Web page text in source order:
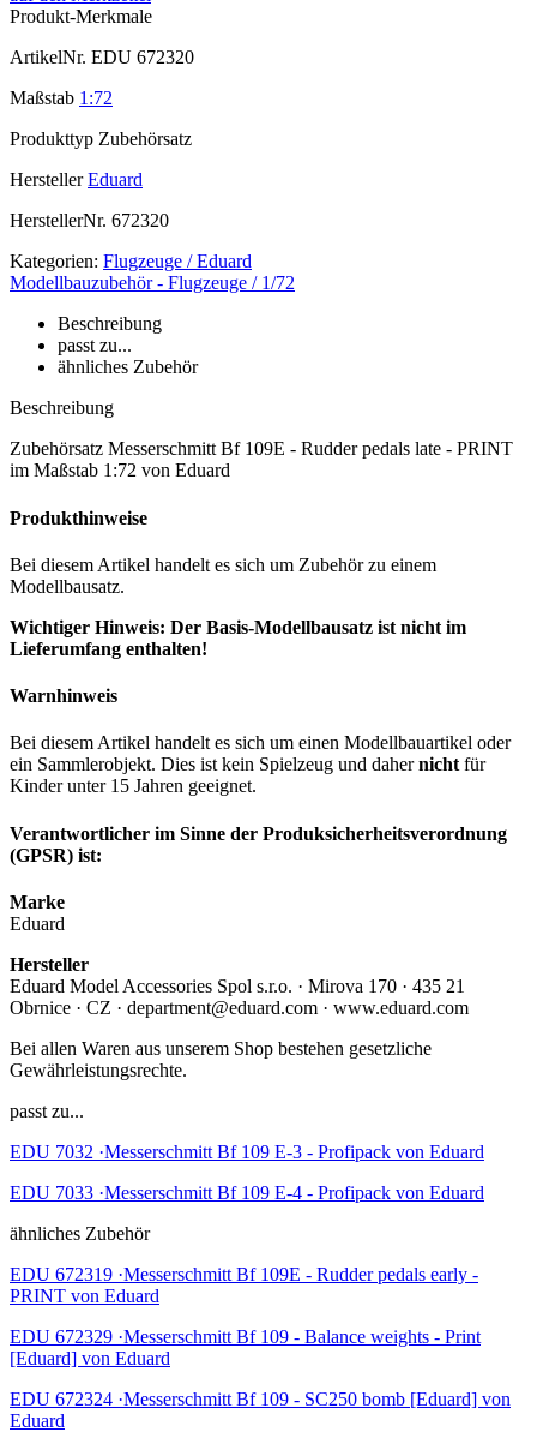
Produkt-Merkmale
ArtikelNr. EDU 672320
Maßstab 1:72
Produkttyp Zubehörsatz
Hersteller Eduard
HerstellerNr. 672320
Kategorien: Flugzeuge / Eduard
Modellbauzubehör - Flugzeuge / 1/72
Beschreibung
passt zu...
ähnliches Zubehör
Beschreibung
Zubehörsatz Messerschmitt Bf 109E - Rudder pedals late - PRINT
im Maßstab 1:72 von Eduard
Produkthinweise
Bei diesem Artikel handelt es sich um Zubehör zu einem
Modellbausatz.
Wichtiger Hinweis: Der Basis-Modellbausatz ist nicht im
Lieferumfang enthalten!
Warnhinweis
Bei diesem Artikel handelt es sich um einen Modellbauartikel oder
ein Sammlerobjekt. Dies ist kein Spielzeug und dahernicht für
Kinder unter 15 Jahren geeignet.
Verantwortlicher im Sinne der Produksicherheitsverordnung
(GPSR) ist:
Marke
Eduard
Hersteller
Eduard Model Accessories Spol s.r.o. · Mirova 170 · 435 21
Obrnice · CZ · department@eduard.com · www.eduard.com
Bei allen Waren aus unserem Shop bestehen gesetzliche
Gewährleistungsrechte.
passt zu...
EDU 7032 ·Messerschmitt Bf 109 E-3 - Profipack von Eduard
EDU 7033 ·Messerschmitt Bf 109 E-4 - Profipack von Eduard
ähnliches Zubehör
EDU 672319 ·Messerschmitt Bf 109E - Rudder pedals early -
PRINT von Eduard
EDU 672329 ·Messerschmitt Bf 109 - Balance weights - Print
[Eduard] von Eduard
EDU 672324 ·Messerschmitt Bf 109 - SC250 bomb [Eduard] von
Eduard